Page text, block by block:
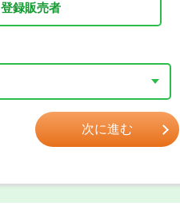
登録販売者
次に進む